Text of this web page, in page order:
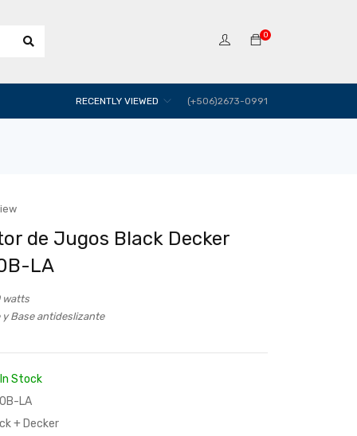
0
(+506)2673-0991
RECENTLY VIEWED
de Jugos Black Decker
LA
watts
yBase antideslizante
In Stock
LA
+ Decker